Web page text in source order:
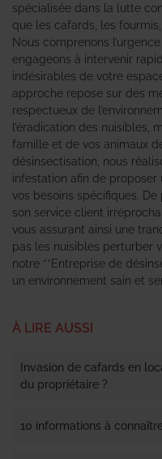
spécialisée dans la lutte
que les cafards, les
Nous comprenons
engageons à intervenir
indésirables de votre
approche repose sur des
respectueux de
l’éradication des nuisibles,
famille et de vos animaux
désinsectisation, nous
infestation afin de
vos besoins spécifiques.
son service client
vous assurant ainsi une
pas les nuisibles perturber
notre **Entreprise de
un environnement sain et
À LIRE AUSSI
Invasion de cafards en
du propriétaire ?
10 informations à